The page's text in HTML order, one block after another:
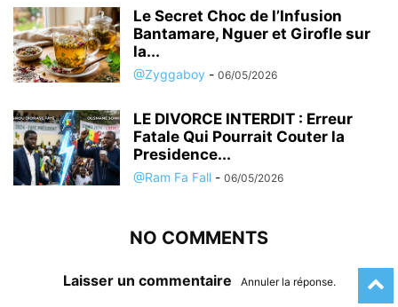
Le Secret Choc de l’Infusion
Bantamare, Nguer et Girofle sur
la...
@Zyggaboy - 06/05/2026
LE DIVORCE INTERDIT : Erreur
Fatale Qui Pourrait Couter la
Presidence...
@Ram Fa Fall - 06/05/2026
NO COMMENTS
Laisser un commentaire Annuler la réponse.